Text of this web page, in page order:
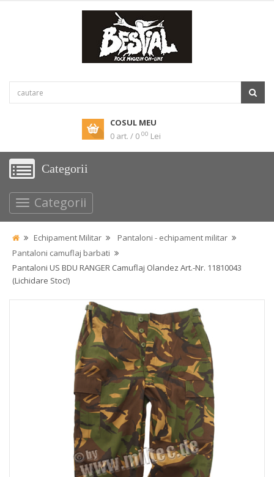
COSUL MEU
0 art. / 0 00 Lei
Categorii
Categorii
Echipament Militar
Pantaloni - echipament militar
Pantaloni camuflaj barbati
Pantaloni US BDU RANGER Camuflaj Olandez Art.-Nr. 11810043
(Lichidare Stoc!)